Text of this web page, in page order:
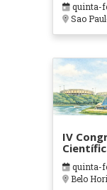
quinta-
Sao
IV
em
quinta-
Belo